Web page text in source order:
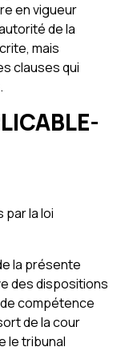
en vigueur
de la
mais
clauses qui
la loi
la présente
des dispositions
compétence
de la cour
le tribunal